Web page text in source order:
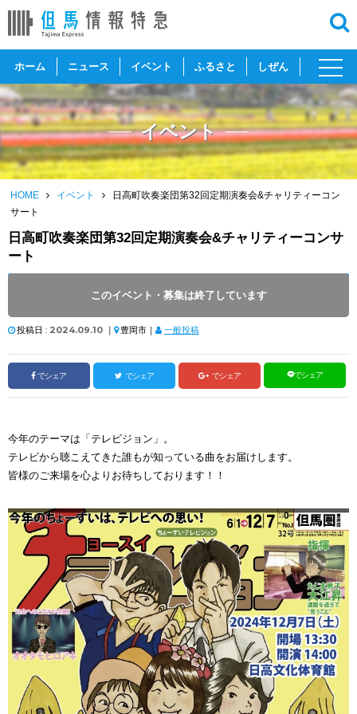
ホーム ニュース イベント ふるさと しぜん
toggle
イベント
HOME イベント
日高町吹奏楽団第32回定期演奏会&チャリティーコン
サート
日高町吹奏楽団第32回定期演奏会&チャリティーコンサ
ート
このイベント・募集は終了しています
投稿日 : 2024.09.10 ｜ 豊岡市｜ 一般投稿
でシェア でシェア でシェア でシェア
今年のテーマは「テレビジョン」。
テレビから聴こえてきた誰もが知っている曲をお届けします。
皆様のご来場を心よりお待ちしております！！